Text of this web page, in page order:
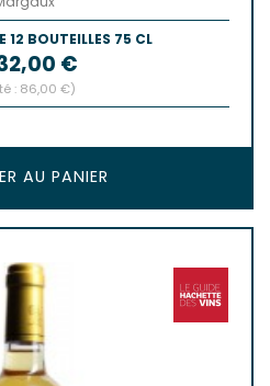
12 BOUTEILLES 75 CL
€
: 86,00 €)
AU PANIER